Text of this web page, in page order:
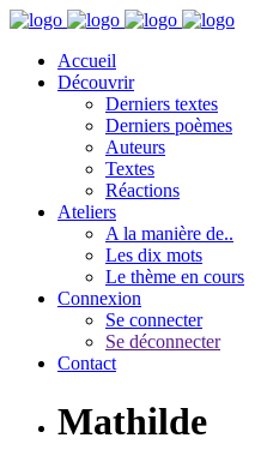
Accueil
Découvrir
Derniers textes
Derniers poèmes
Auteurs
Textes
Réactions
Ateliers
A la manière de..
Les dix mots
Le thème en cours
Connexion
Se connecter
Se déconnecter
Contact
Mathilde